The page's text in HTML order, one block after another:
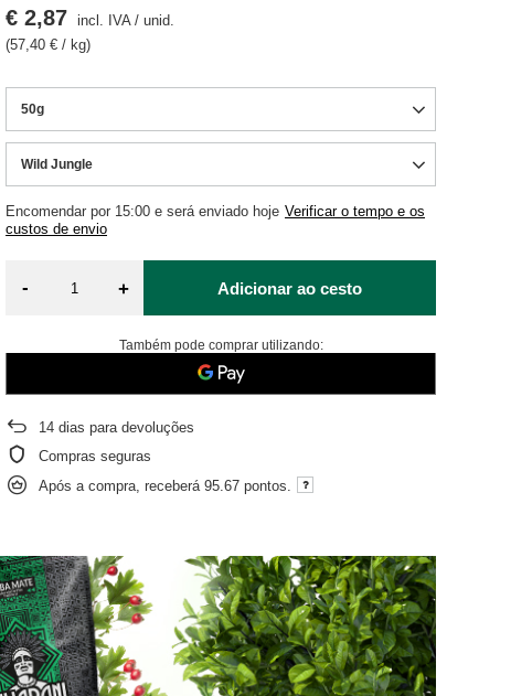
50g
Wild Jungle
Encomendar por 15:00 e será enviado hoje Verificar o tempo e os
custos de envio
€ 2,87 incl. IVA/unid.
(57,40 € / kg)
- + Adicionar ao cesto
Também pode comprar utilizando:
14 dias para devoluções
Compras seguras
Após a compra, receberá95.67 pontos.